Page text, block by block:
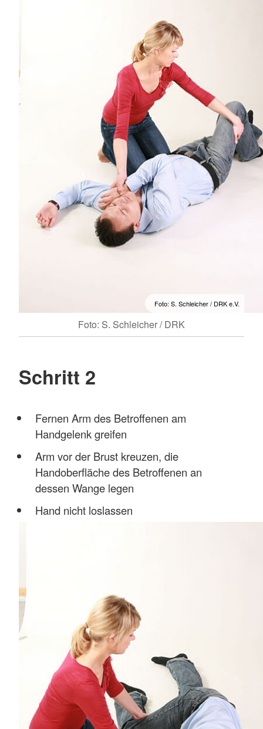
Foto: S. Schleicher / DRK e.V.
Foto: S. Schleicher / DRK
Schritt 2
Fernen Arm des Betroffenen am
Handgelenk greifen
Arm vor der Brust kreuzen, die
Handoberfläche des Betroffenen an
dessen Wange legen
Hand nicht loslassen